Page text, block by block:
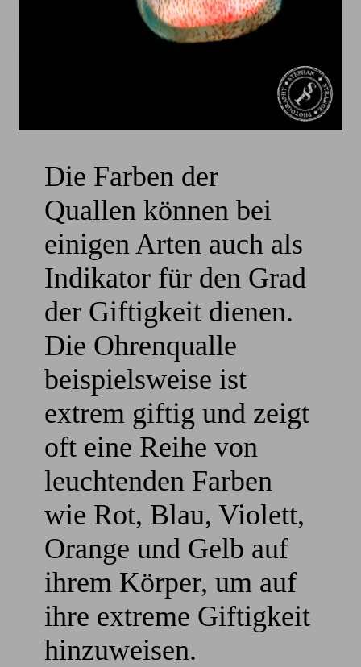
Die Farben der
Quallen können bei
einigen Arten auch als
Indikator für den Grad
der Giftigkeit dienen.
Die Ohrenqualle
beispielsweise ist
extrem giftig und zeigt
oft eine Reihe von
leuchtenden Farben
wie Rot, Blau, Violett,
Orange und Gelb auf
ihrem Körper, um auf
ihre extreme Giftigkeit
hinzuweisen.